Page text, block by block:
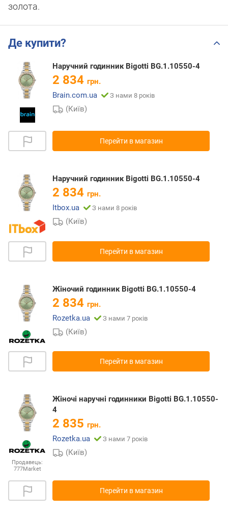
золота.
Де купити?
Наручний годинник Bigotti BG.1.10550-4
2 834 грн.
Brain.com.ua
З нами 8 років
(Київ)
Перейти в магазин
Наручний годинник Bigotti BG.1.10550-4
2 834 грн.
Itbox.ua
З нами 8 років
(Київ)
Перейти в магазин
Жіночий годинник Bigotti BG.1.10550-4
2 834 грн.
Rozetka.ua
З нами 7 років
(Київ)
Перейти в магазин
Продавець:
777Market
Жіночі наручні годинники Bigotti BG.1.10550-
4
2 835 грн.
Rozetka.ua
З нами 7 років
(Київ)
Перейти в магазин